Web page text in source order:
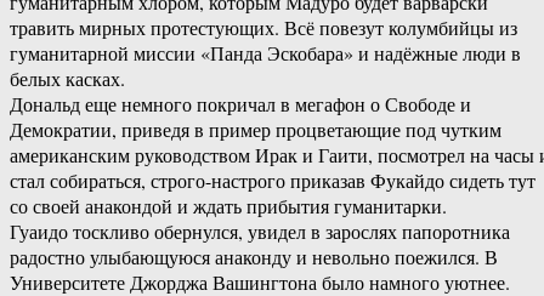
травить мирных протестующих. Всё повезут колумбийцы из
гуманитарной миссии «Панда Эскобара» и надёжные люди в
белых касках.
Дональд еще немного покричал в мегафон о Свободе и
Демократии, приведя в пример процветающие под чутким
американским руководством Ирак и Гаити, посмотрел на часы
стал собираться, строго-настрого приказав Фукайдо сидеть тут
со своей анакондой и ждать прибытия гуманитарки.
Гуаидо тоскливо обернулся, увидел в зарослях папоротника
радостно улыбающуюся анаконду и невольно поежился. В
Университете Джорджа Вашингтона было намного уютнее.